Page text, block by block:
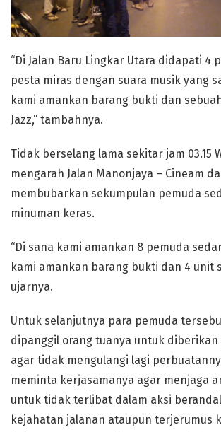
“Di Jalan Baru Lingkar Utara didapati 4
pesta miras dengan suara musik yang
kami amankan barang bukti dan
Jazz,” tambahnya.
Tidak berselang lama sekitar jam 03.15
mengarah Jalan Manonjaya – Cineam
membubarkan sekumpulan pemuda
minuman keras.
“Di sana kami amankan 8 pemuda
kami amankan barang bukti dan 4 unit
ujarnya.
Untuk selanjutnya para pemuda
dipanggil orang tuanya untuk diberikan
agar tidak mengulangi lagi
meminta kerjasamanya agar menjaga
untuk tidak terlibat dalam aksi
kejahatan jalanan ataupun terjerumus